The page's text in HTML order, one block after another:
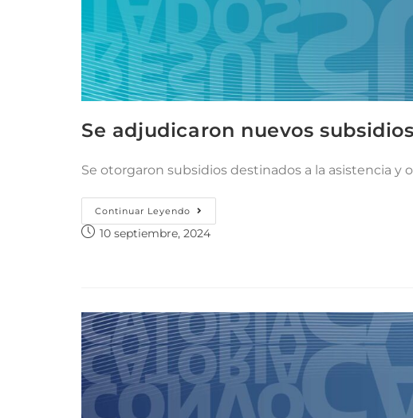
Se adjudicaron nuevos
Se otorgaron subsidios destinados a la asistencia
Continuar Leyendo
10 septiembre, 2024